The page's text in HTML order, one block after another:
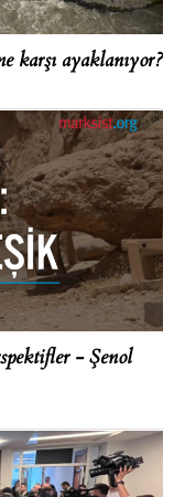
karşı ayaklanıyor?
- Şenol